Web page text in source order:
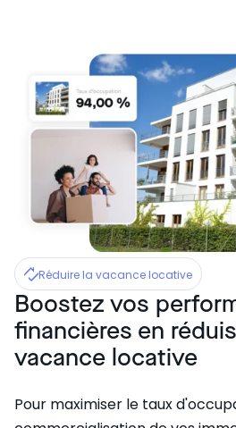
Réduire la vacance locative
Boostez vos
financières en
vacance locative
Pour maximiser le taux